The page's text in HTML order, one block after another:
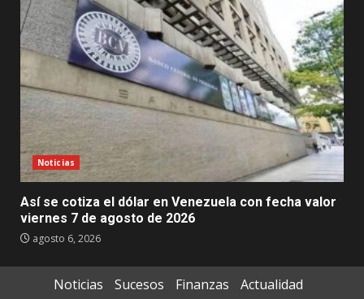
Noticias
Así se cotiza el dólar en Venezuela con fecha valor
viernes 7 de agosto de 2026
agosto 6, 2026
Noticias Sucesos Finanzas
Actualidad